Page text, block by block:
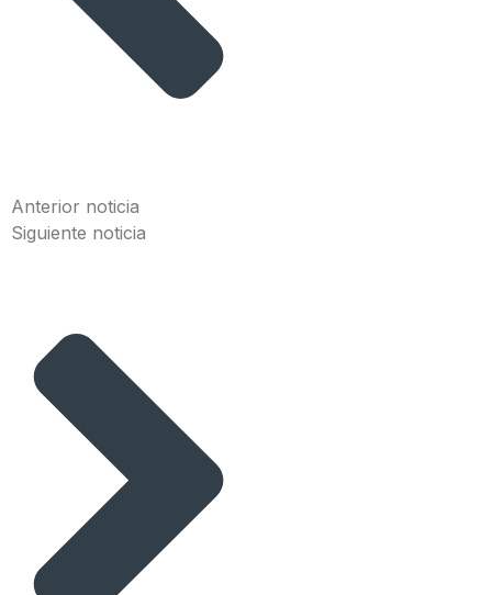
Anterior noticia
Siguiente noticia